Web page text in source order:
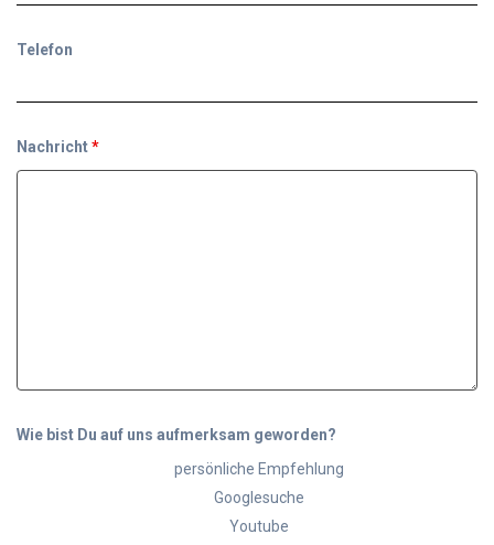
Telefon
Nachricht*
Wie bist Du auf uns aufmerksam geworden?
persönliche Empfehlung
Googlesuche
Youtube